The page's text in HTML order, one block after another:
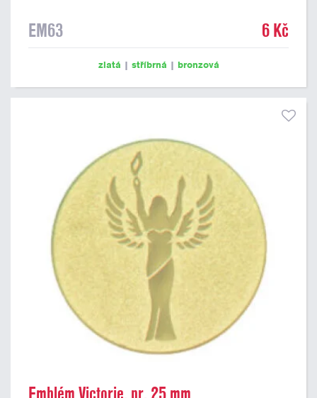
EM63 6 Kč
zlatá | stříbrná | bronzová